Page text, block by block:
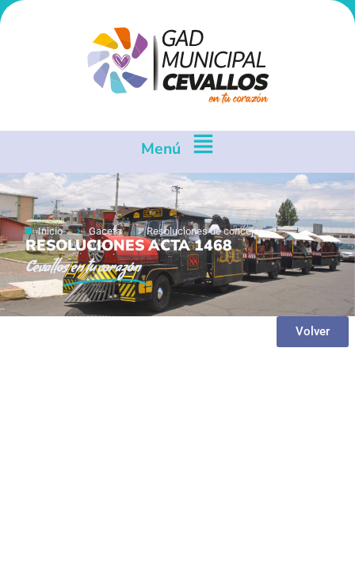
Menú
Inicio Gaceta Resoluciones de concejo
RESOLUCIONES ACTA 1468
Cevallosen tu corazón
Volver